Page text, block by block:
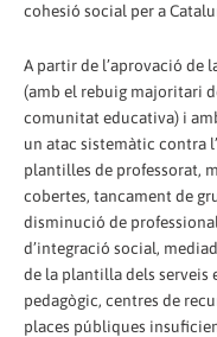
cohesió social per a
A partir de l’aprovació de
(amb el rebuig majoritari
comunitat educativa) i
un atac sistemàtic contra
plantilles de professorat,
cobertes, tancament de
disminució de
d’integració social,
de la plantilla dels serveis
pedagògic, centres de
places públiques